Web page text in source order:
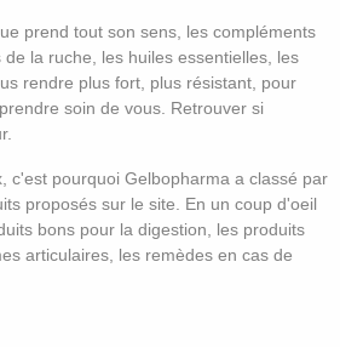
prend tout son sens, les compléments
la ruche, les huiles essentielles, les
rendre plus fort, plus résistant, pour
soin de vous. Retrouver si
c'est pourquoi Gelbopharma a classé par
proposés sur le site. En un coup d'oeil
bons pour la digestion, les produits
articulaires, les remèdes en cas de